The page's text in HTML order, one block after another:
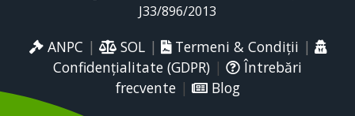
J33/896/2013
ANPC | SOL| Termeni & Condiții |
Confidențialitate (GDPR) |
Întrebări
frecvente| Blog